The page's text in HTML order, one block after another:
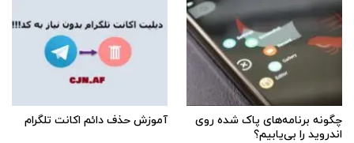
چگونه برنامه‌های پاک شده روی
اندروید را بی‌یابیم؟
آموزش حذف دائم اکانت تلگرام